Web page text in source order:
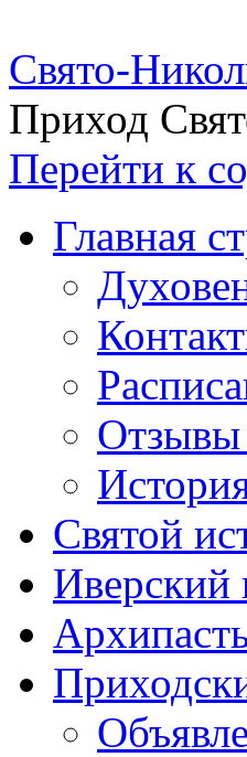
Свято-
Приход
Перейти к
Главная
Отзывы
Святой
Иверский